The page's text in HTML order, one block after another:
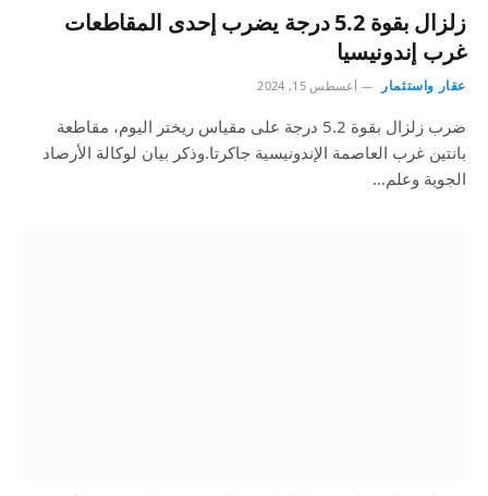
زلزال بقوة 5.2 درجة يضرب إحدى المقاطعات
غرب إندونيسيا
عقار واستثمار أغسطس 15, 2024
ضرب زلزال بقوة 5.2 درجة على مقياس ريختر اليوم، مقاطعة
بانتين غرب العاصمة الإندونيسية جاكرتا.وذكر بيان لوكالة الأرصاد
الجوية وعلم…